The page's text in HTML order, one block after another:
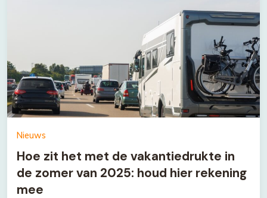
Nieuws
Hoe zit het met de vakantiedrukte in
de zomer van 2025: houd hier rekening
mee